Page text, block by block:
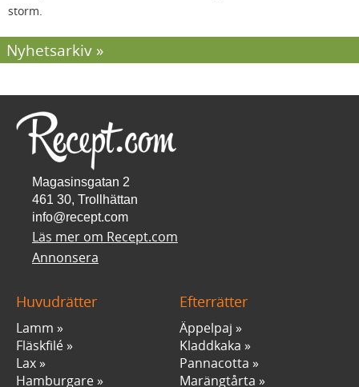
storm.
Nyhetsarkiv
Magasinsgatan 2
461 30, Trollhättan
info@recept.com
Läs mer om Recept.com
Annonsera
Huvudrätter
Lamm
Fläskfilé
Lax
Hamburgare
Efterrätter
Äppelpaj
Kladdkaka
Pannacotta
Marängtårta